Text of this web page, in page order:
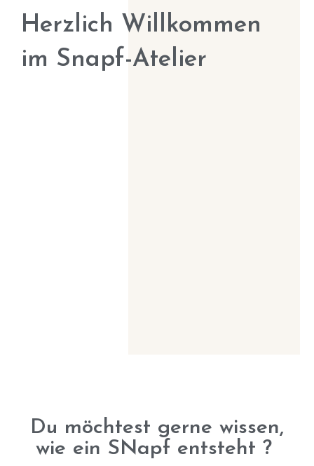
Herzlich Willkommen
im Snapf-Atelier
Du möchtest gerne wissen,
wie ein SNapf entsteht ?